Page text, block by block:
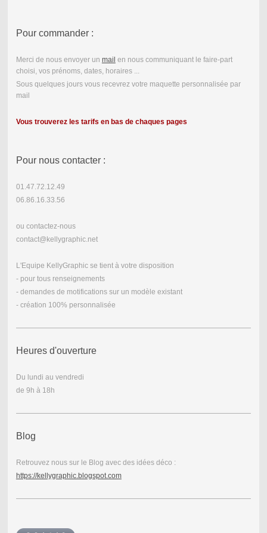
Pour commander :
Merci de nous envoyer un mail en nous communiquant le faire-part
choisi, vos prénoms, dates, horaires ...
Sous quelques jours vous recevrez votre maquette personnalisée par
mail
Vous trouverez les tarifs en bas de chaques pages
Pour nous contacter :
01.47.72.12.49
06.86.16.33.56
ou contactez-nous
contact@kellygraphic.net
L'Equipe KellyGraphic se tient à votre disposition
- pour tous renseignements
- demandes de motifications sur un modèle existant
- création 100% personnalisée
Heures d'ouverture
Du lundi au vendredi
de 9h à 18h
Blog
Retrouvez nous sur le Blog avec des idées déco :
https://kellygraphic.blogspot.com